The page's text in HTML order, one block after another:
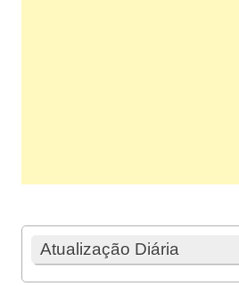
Atualização Diária